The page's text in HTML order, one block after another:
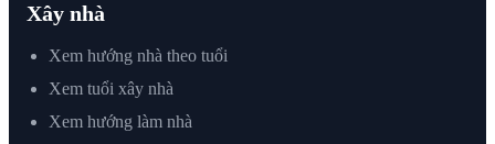
Xây nhà
Xem hướng nhà theo tuổi
Xem tuổi xây nhà
Xem hướng làm nhà